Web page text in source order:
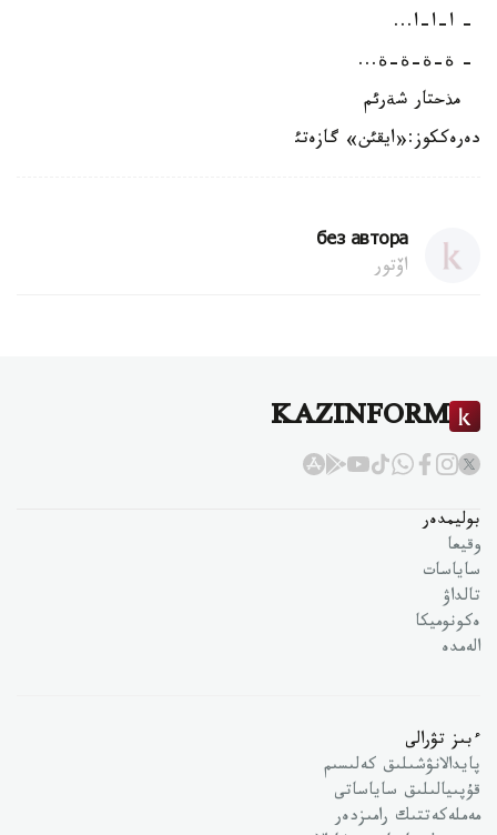
- ا-ا-ا...
- ة-ة-ة-ة...
مذحتار شةرئم
دەرەككوز:«ايقئن» گازەتئ
без автора
اۆتور
KAZINFORM
بوليمدەر
وقيعا
ساياسات
تالداۋ
ەكونوميكا
الەمدە
ءبىز تۋرالى
پايدالانۋشىلىق كەلىسىم
قۇپىيالىلىق ساياساتى
مەملەكەتتىك رامىزدەر